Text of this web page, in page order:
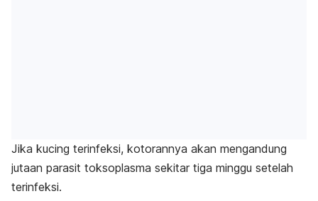
Jika kucing terinfeksi, kotorannya akan mengandung
jutaan parasit toksoplasma sekitar tiga minggu setelah
terinfeksi.